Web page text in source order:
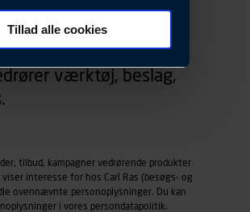
IP-adresse,
dit foretrukne sprog, og den
tidspunkt, hvad der
(computer,
Tillad alle cookies
værktøj, beslag,
tilbud, kampagner vedrørende produkter
interesse for hos Carl Ras (besøgs- og
ovennævnte personoplysninger. Du kan
i vores persondatapolitik.